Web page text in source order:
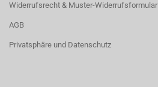
Widerrufsrecht & Muster-Widerrufsformular
AGB
Privatsphäre und Datenschutz